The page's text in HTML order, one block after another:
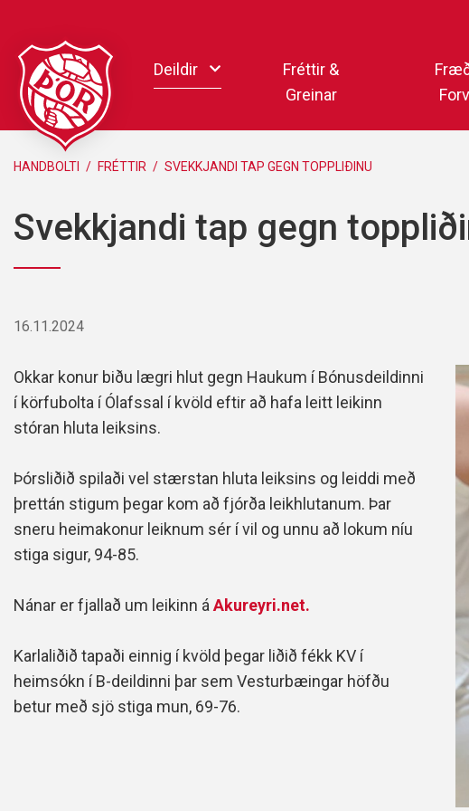
efni
Deildir
Handbolti
Knattspyrna
Pílukast
Rafíþróttir
Pollamót Samskipa
Fréttir &
Greinar
HANDBOLTI / FRÉTTIR / SVEKKJANDI TAP GEGN TOPPLIÐINU
Svekkjandi tap gegn
16.11.2024
Okkar konur biðu lægri hlut gegn Haukum í Bónusdeildinni
í körfubolta í Ólafssal í kvöld eftir að hafa leitt leikinn
stóran hluta leiksins.
Þórsliðið spilaði vel stærstan hluta leiksins og leiddi með
þrettán stigum þegar kom að fjórða leikhlutanum. Þar
sneru heimakonur leiknum sér í vil og unnu að lokum níu
stiga sigur, 94-85.
Nánar er fjallað um leikinn á Akureyri.net.
Karlaliðið tapaði einnig í kvöld þegar liðið fékk KV í
heimsókn í B-deildinni þar sem Vesturbæingar höfðu
betur með sjö stiga mun, 69-76.